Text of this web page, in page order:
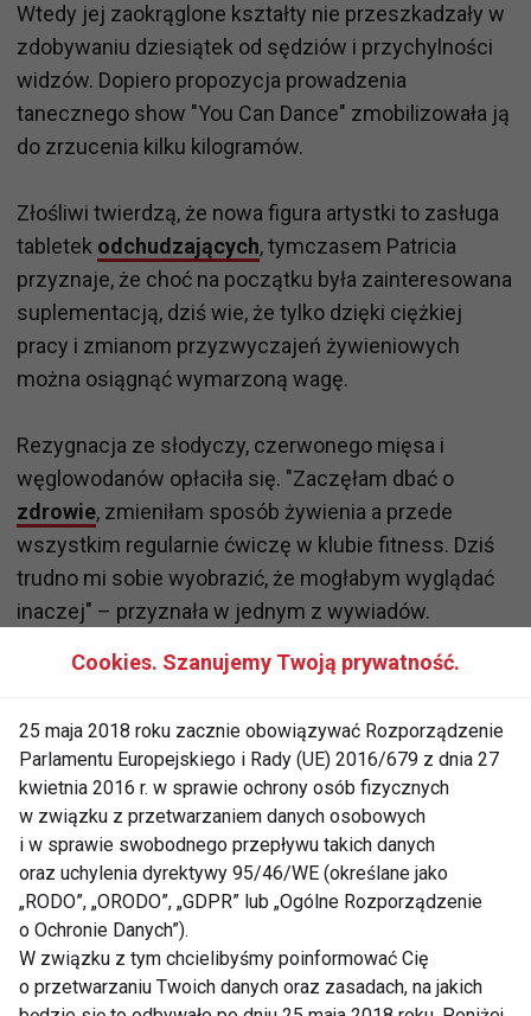
Wtedy jej zaokrąglone kształty nie przeszkadzały w
zdobywaniu dziesiątek od sędziów i przychylności
widzów. Dopiero propozycja prowadzenia
tanecznego show "You Can Dance" zmobilizowała ją
do zrzucenia kilku kilogramów.
Złośliwi twierdzą, że nowa figura artystki to zasługa
tabletek odchudzających, tymczasem Patricia
przyznaje, że choć na początku była zainteresowana
suplementacją, dziś wie, że tylko dzięki ciężkiej
pracy i zmianom przyzwyczajeń żywieniowych
można osiągnąć wymarzoną wagę.
Rezygnacja ze słodyczy, czerwonego mięsa i
węglowodanów opłaciła się. "Zaczęłam dbać o
zdrowie, zmieniłam sposób żywienia a przede
wszystkim regularnie ćwiczę w klubie fitness. Dziś
trudno mi sobie wyobrazić, że mogłabym wyglądać
inaczej" – przyznała w jednym z wywiadów.
Naszym zdaniem Patricia w nowym wydaniu
www.fit.pl
PATRICIA KAZADI PLASKI BRZUCH
FIT LIGHT
Cookies. Szanujemy Twoją prywatność.
25 maja 2018 roku zacznie obowiązywać Rozporządzenie
Parlamentu Europejskiego i Rady (UE) 2016/679 z dnia 27
kwietnia 2016 r. w sprawie ochrony osób fizycznych
w związku z przetwarzaniem danych osobowych
i w sprawie swobodnego przepływu takich danych
oraz uchylenia dyrektywy 95/46/WE (określane jako
„RODO”, „ORODO”, „GDPR” lub „Ogólne Rozporządzenie
o Ochronie Danych”).
W związku z tym chcielibyśmy poinformować Cię
o przetwarzaniu Twoich danych oraz zasadach, na jakich